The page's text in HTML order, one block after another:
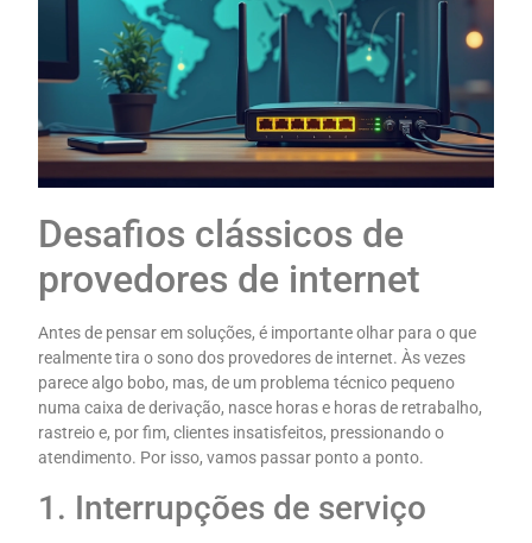
Desafios clássicos de
provedores de internet
Antes de pensar em soluções, é importante olhar para o que
realmente tira o sono dos provedores de internet. Às vezes
parece algo bobo, mas, de um problema técnico pequeno
numa caixa de derivação, nasce horas e horas de retrabalho,
rastreio e, por fim, clientes insatisfeitos, pressionando o
atendimento. Por isso, vamos passar ponto a ponto.
1. Interrupções de serviço